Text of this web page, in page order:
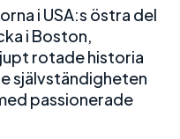
i USA:s östra del
i Boston,
rotade historia
självständigheten
passionerade